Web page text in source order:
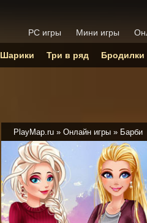
PlayMap.ru » Онлайн игры » Барби
PC игры Мини игры
Шарики Три в ряд Бродилки